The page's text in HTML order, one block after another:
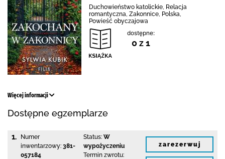
Duchowieństwo katolickie, Relacja
romantyczna, Zakonnice, Polska,
Powieść obyczajowa
dostępne:
0 z 1
Więcej informacji
Dostępne egzemplarze
1.
Numer
inwentarzowy: 381-
057184
Status: W
wypożyczeniu
Termin zwrotu:
zarezerwuj